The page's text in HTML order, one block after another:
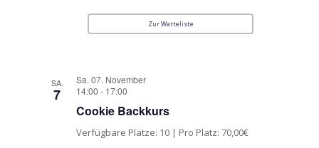
Zur Warteliste
SA.
7
Sa. 07. November
14:00 - 17:00
Cookie Backkurs
Verfügbare Plätze: 10 | Pro Platz: 70,00€